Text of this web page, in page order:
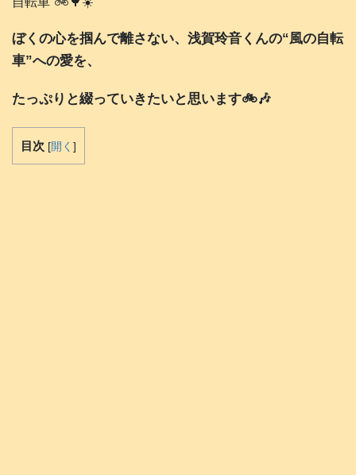
ぼくの心を掴んで離さない、浅賀玲音くんの“風の自転
車”への愛を、
たっぷりと綴っていきたいと思います🚲️🎶
目次 [開く ]